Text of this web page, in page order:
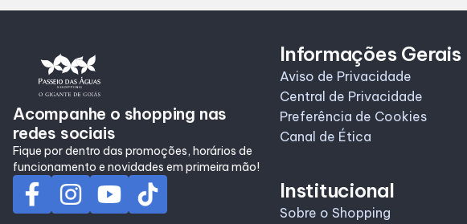
Acompanhe o shopping nas
redes sociais
Fique por dentro das promoções, horários de
funcionamento e novidades em primeira mão!
Informações Gerais
Aviso de Privacidade
Central de Privacidade
Preferência de Cookies
Canal de Ética
Institucional
Sobre o Shopping